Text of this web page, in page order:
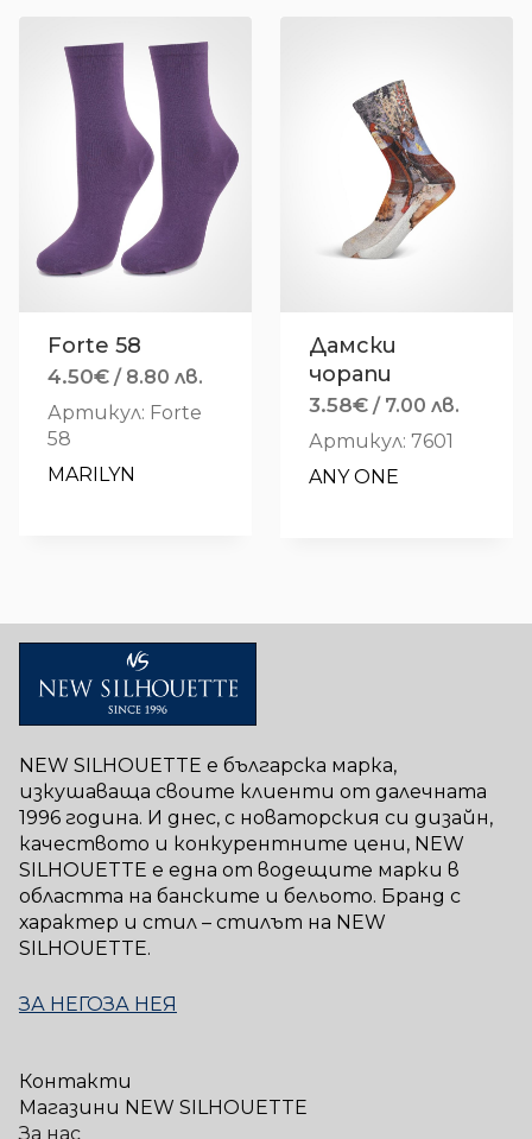
Forte 58
4.50€ / 8.80 лв.
Артикул: Forte
58
MARILYN
Дамски
чорапи
3.58€ / 7.00 лв.
Артикул: 7601
ANY ONE
NEW SILHOUETTE е българска марка,
изкушаваща своите клиенти от далечната
1996 година. И днес, с новаторския си дизайн,
качеството и конкурентните цени, NEW
SILHOUETTE е една от водещите марки в
областта на банските и бельото. Бранд с
характер и стил – стилът на NEW
SILHOUETTE.
ЗА НЕГОЗА НЕЯ
Контакти
Магазини NEW SILHOUETTE
За нас